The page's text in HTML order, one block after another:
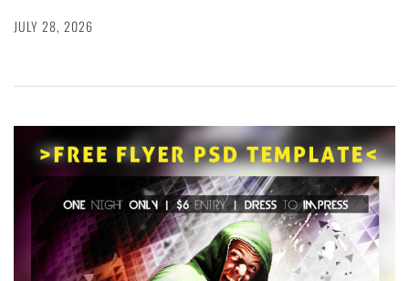
JULY 28, 2026